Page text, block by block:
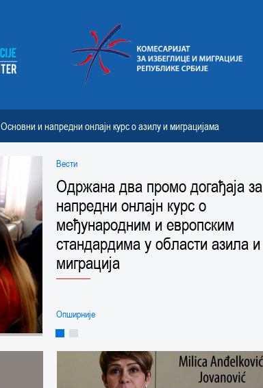
Основни и напредни онлајн курс о азилу и миграцијама
Вести
Одржана два промо догађаја за
напредни онлајн курс о
међународним и европским
стандардима у области азила и
миграција
Опширније